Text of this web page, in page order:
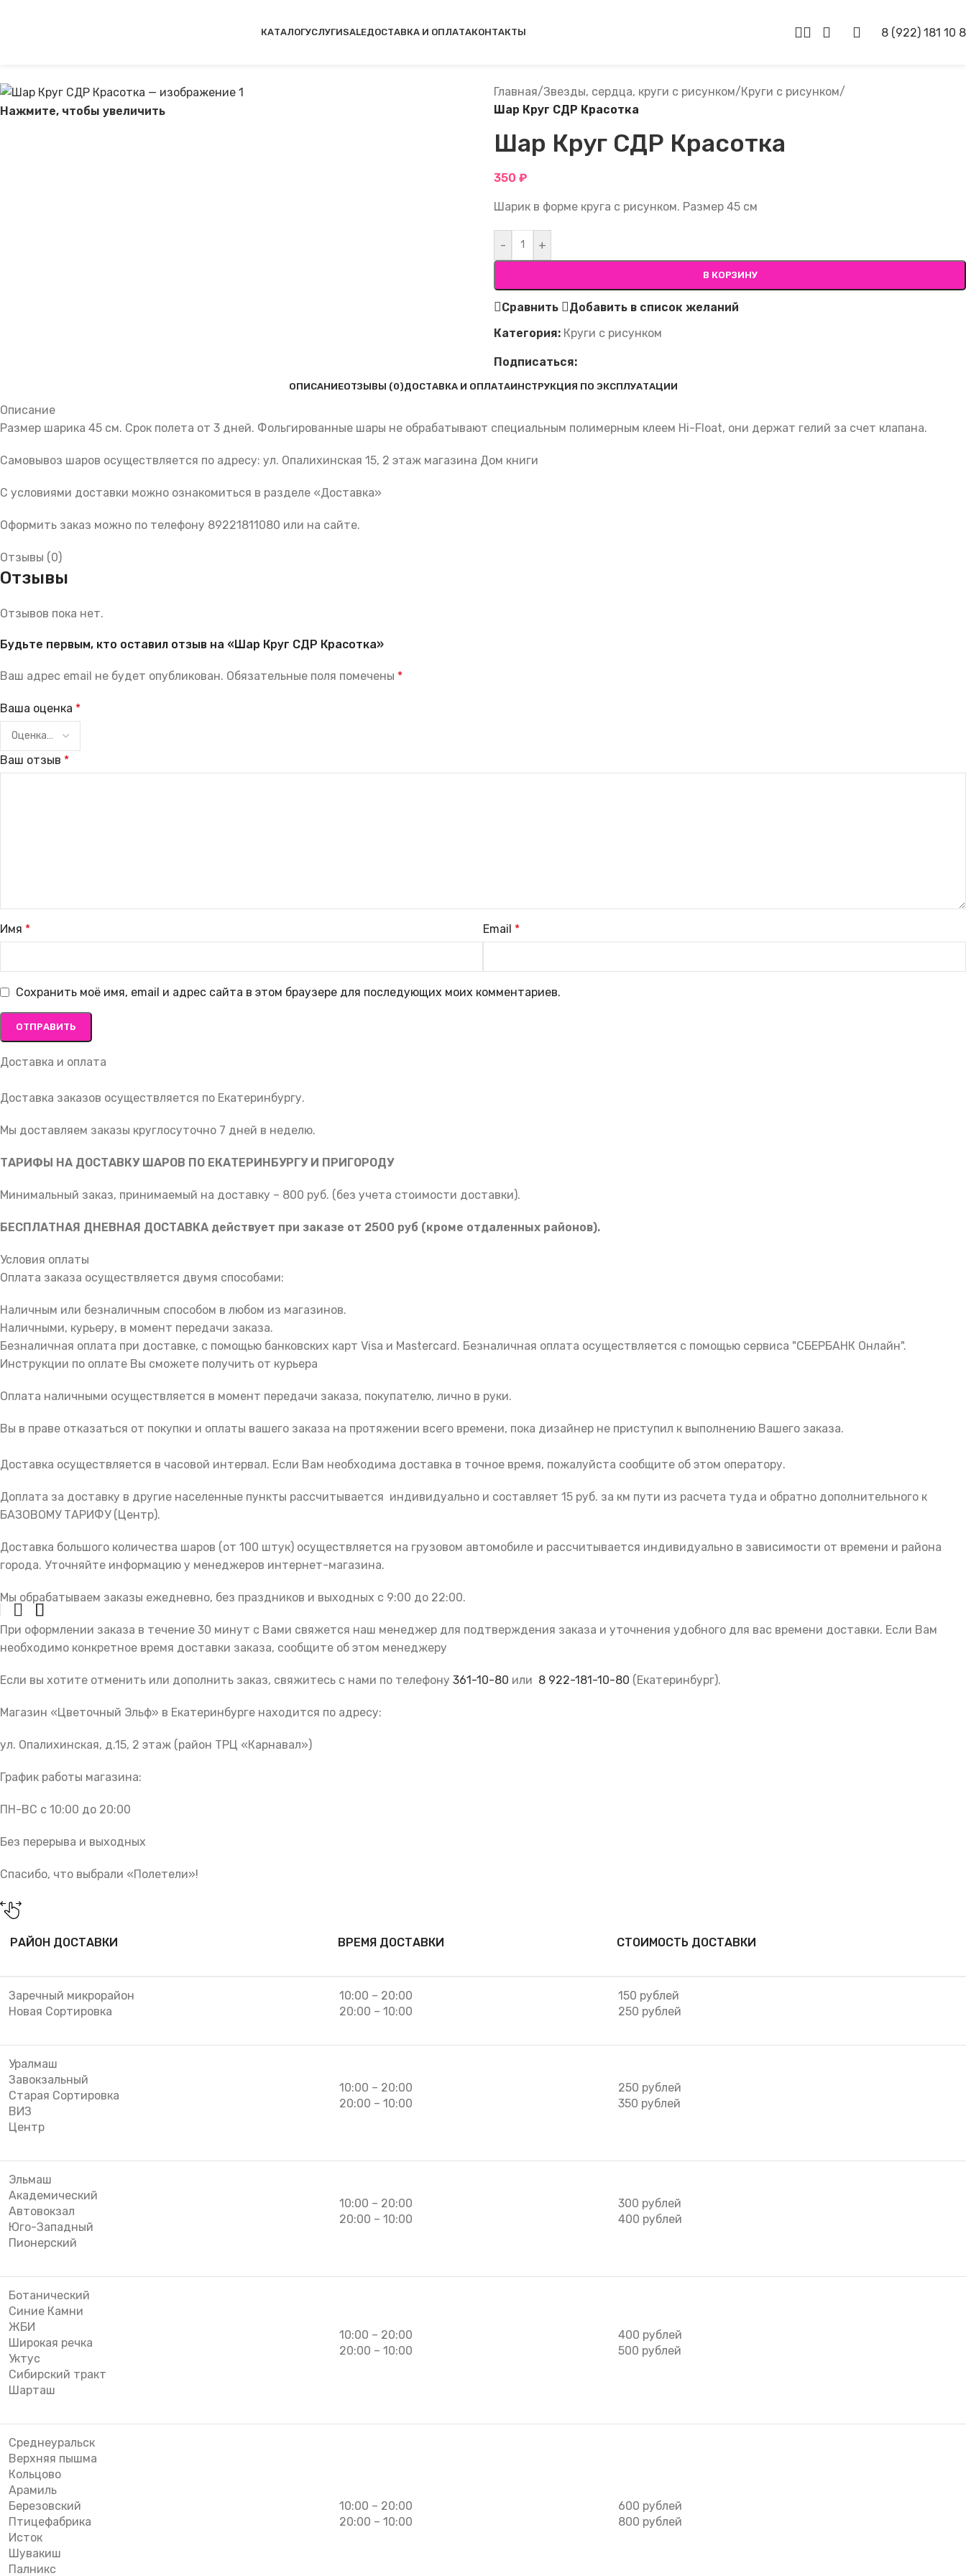
КАТАЛОГУСЛУГИSALEДОСТАВКА И ОПЛАТАКОНТАКТЫ 8 (922) 181 10
Нажмите, чтобы увеличить
Главная/Звезды, сердца, круги с рисунком/Круги с рисунком/
Шар Круг СДР Красотка
Шар Круг СДР Красотка
350 ₽
Шарик в форме круга с рисунком. Размер 45 см
- +
В КОРЗИНУ
Сравнить
Добавить в список желаний
Категория: Круги с рисунком
Подписаться:
ОПИСАНИЕОТЗЫВЫ (0)ДОСТАВКА И ОПЛАТАИНСТРУКЦИЯ ПО ЭКСПЛУАТАЦИИ
Описание
Размер шарика 45 см. Срок полета от 3 дней. Фольгированные шары не обрабатывают специальным полимерным клеем Hi-Float, они держат гелий за счет клапана.
Самовывоз шаров осуществляется по адресу: ул. Опалихинская 15, 2 этаж магазина Дом книги
С условиями доставки можно ознакомиться в разделе «Доставка»
Оформить заказ можно по телефону 89221811080 или на сайте.
Отзывы (0)
Отзывы
Отзывов пока нет.
Будьте первым, кто оставил отзыв на «Шар Круг СДР Красотка»
Ваш адрес email не будет опубликован. Обязательные поля помечены *
Ваша оценка *
Ваш отзыв *
Имя * Email *
Сохранить моё имя, email и адрес сайта в этом браузере для последующих моих комментариев.
Доставка и оплата
Доставка заказов осуществляется по Екатеринбургу.
Мы доставляем заказы круглосуточно 7 дней в неделю.
ТАРИФЫ НА ДОСТАВКУ ШАРОВ ПО ЕКАТЕРИНБУРГУ И ПРИГОРОДУ
Минимальный заказ, принимаемый на доставку – 800 руб. (без учета стоимости доставки).
БЕСПЛАТНАЯ ДНЕВНАЯ ДОСТАВКА действует при заказе от 2500 руб (кроме отдаленных районов).
Условия оплаты
Оплата заказа осуществляется двумя способами:
Наличным или безналичным способом в любом из магазинов.
Наличными, курьеру, в момент передачи заказа.
Безналичная оплата при доставке, с помощью банковских карт Visa и Mastercard. Безналичная оплата осуществляется с помощью сервиса "СБЕРБАНК Онлайн".
Инструкции по оплате Вы сможете получить от курьера
Оплата наличными осуществляется в момент передачи заказа, покупателю, лично в руки.
Вы в праве отказаться от покупки и оплаты вашего заказа на протяжении всего времени, пока дизайнер не приступил к выполнению Вашего заказа.
Доставка осуществляется в часовой интервал. Если Вам необходима доставка в точное время, пожалуйста сообщите об этом оператору.
Доплата за доставку в другие населенные пункты рассчитывается индивидуально и составляет 15 руб. за км пути из расчета туда и обратно дополнительного к
БАЗОВОМУ ТАРИФУ (Центр).
Доставка большого количества шаров (от 100 штук) осуществляется на грузовом автомобиле и рассчитывается индивидуально в зависимости от времени и района
города. Уточняйте информацию у менеджеров интернет-магазина.
Мы обрабатываем заказы ежедневно, без праздников и выходных с 9:00 до 22:00.
При оформлении заказа в течение 30 минут с Вами свяжется наш менеджер для подтверждения заказа и уточнения удобного для вас времени доставки. Если Вам
необходимо конкретное время доставки заказа, сообщите об этом менеджеру
Если вы хотите отменить или дополнить заказ, свяжитесь с нами по телефону 361-10-80 или 8 922-181-10-80 (Екатеринбург).
Магазин «Цветочный Эльф» в Екатеринбурге находится по адресу:
ул. Опалихинская, д.15, 2 этаж (район ТРЦ «Карнавал»)
График работы магазина:
ПН-ВС с 10:00 до 20:00
Без перерыва и выходных
Спасибо, что выбрали «Полетели»!
РАЙОН ДОСТАВКИ ВРЕМЯ ДОСТАВКИ СТОИМОСТЬ ДОСТАВКИ
Заречный микрорайон
Новая Сортировка
10:00 – 20:00
20:00 – 10:00
150 рублей
250 рублей
Уралмаш
Завокзальный
Старая Сортировка
ВИЗ
Центр
10:00 – 20:00
20:00 – 10:00
250 рублей
350 рублей
Эльмаш
Академический
Автовокзал
Юго-Западный
Пионерский
10:00 – 20:00
20:00 – 10:00
300 рублей
400 рублей
Ботанический
Синие Камни
ЖБИ
Широкая речка
Уктус
Сибирский тракт
Шарташ
10:00 – 20:00
20:00 – 10:00
400 рублей
500 рублей
Среднеуральск
Верхняя пышма
Кольцово
Арамиль
Березовский
Птицефабрика
Исток
Шувакиш
Палникс
10:00 – 20:00
20:00 – 10:00
600 рублей
800 рублей